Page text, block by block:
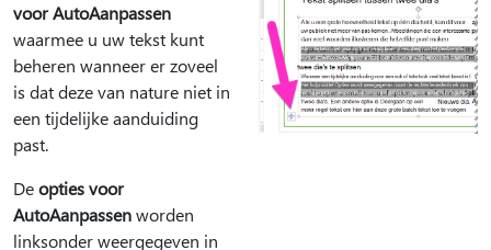
voor AutoAanpassen
waarmee u uw tekst kunt
beheren wanneer er zoveel
is dat deze van nature niet in
een tijdelijke aanduiding
past.
Deopties voor
AutoAanpassenworden
linksonder weergegeven in